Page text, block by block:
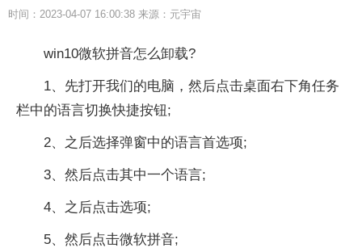
时间：2023-04-07 16:00:38 来源：元宇宙
win10微软拼音怎么卸载?
1、先打开我们的电脑，然后点击桌面右下角任务
栏中的语言切换快捷按钮;
2、之后选择弹窗中的语言首选项;
3、然后点击其中一个语言;
4、之后点击选项;
5、然后点击微软拼音;